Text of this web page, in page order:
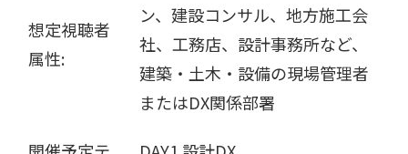
想定視聴者
属性:
ン、建設コンサル、地方施工会
社、工務店、設計事務所など、
建築・土木・設備の現場管理者
またはDX関係部署